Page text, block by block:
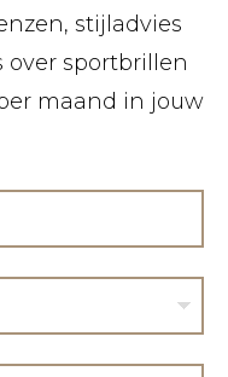
stijladvies
over sportbrillen
maand in jouw